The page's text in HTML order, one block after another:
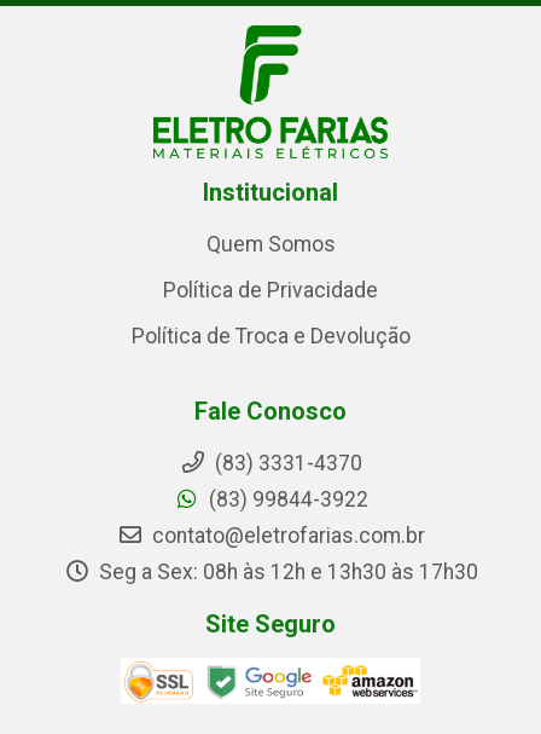
Institucional
Quem Somos
Política de Privacidade
Política de Troca e Devolução
Fale Conosco
(83) 3331-4370
(83) 99844-3922
contato@eletrofarias.com.br
Seg a Sex: 08h às 12h e 13h30 às 17h30
Site Seguro